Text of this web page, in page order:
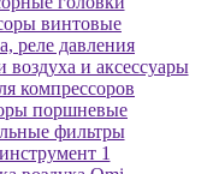
винтoвыe
реле давления
воздуха и аксессуары
компрессоров
поршневые
фильтры
1